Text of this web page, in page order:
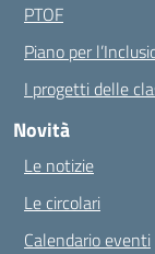
PTOF
Piano per
I progetti delle
Novità
Le notizie
Le circolari
Calendario eventi